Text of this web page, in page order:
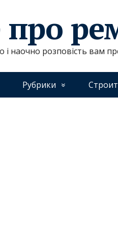
про
і наочно розповість вам
Рубрики